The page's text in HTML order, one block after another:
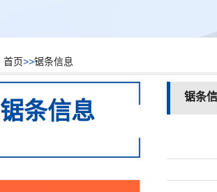
首页>>锯条信息
锯条信息
锯条